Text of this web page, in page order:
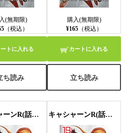
(無期限)
（税込）
ートに入れる
ち読み
購入(無期限)
¥165（税込）
カートに入れる
立ち読み
キャシャーンR(話売り) #18 キャシャーンR(話売り) #19